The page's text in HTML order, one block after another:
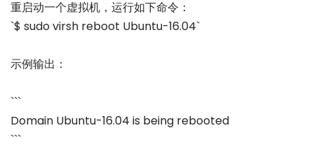
重启动一个虚拟机，运行如下命令：
`$ sudo virsh reboot Ubuntu-16.04`
示例输出：
```
Domain Ubuntu-16.04 is being rebooted
```